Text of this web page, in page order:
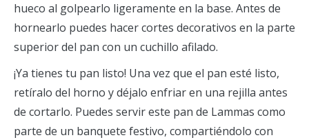
hueco al golpearlo ligeramente en la base. Antes de
hornearlo puedes hacer cortes decorativos en la parte
superior del pan con un cuchillo afilado.
¡Ya tienes tu pan listo! Una vez que el pan esté listo,
retíralo del horno y déjalo enfriar en una rejilla antes
de cortarlo. Puedes servir este pan de Lammas como
parte de un banquete festivo, compartiéndolo con